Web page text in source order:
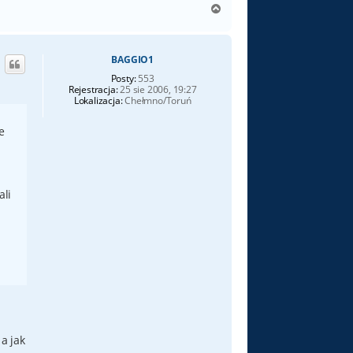
g
BAGGIO1
Posty:553
Rejestracja:25 sie 2006, 19:27
Lokalizacja:Chełmno/Toruń
jak